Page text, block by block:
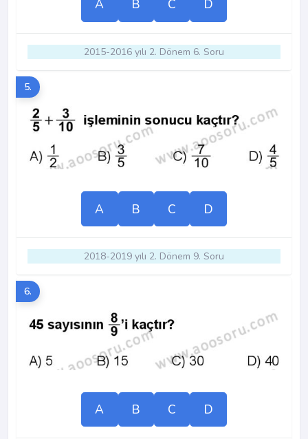
A B C D
2015-2016 yılı 2. Dönem 6. Soru
5.
A B C D
2018-2019 yılı 2. Dönem 9. Soru
6.
A B C D